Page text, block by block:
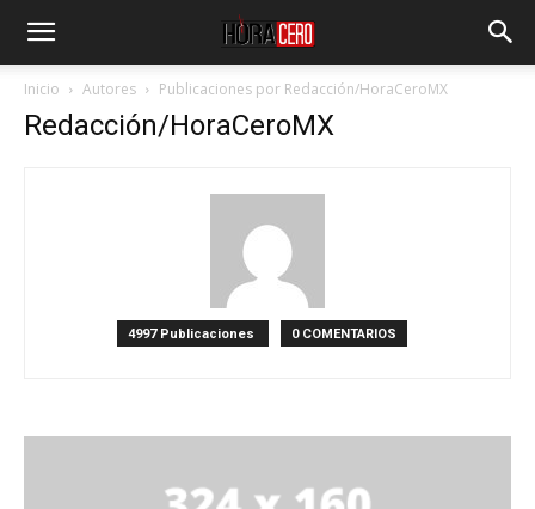
Inicio Autores Publicaciones por Redacción/HoraCeroMX
Redacción/HoraCeroMX
4997 Publicaciones 0 COMENTARIOS